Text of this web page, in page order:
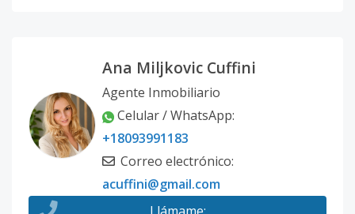
Ana Miljkovic Cuffini
Agente Inmobiliario
Celular / WhatsApp:
+18093991183
Correo electrónico:
acuffini@gmail.com